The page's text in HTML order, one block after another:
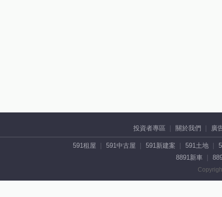
投資者專區 關於我們 廣
591租屋 591中古屋 591新建案 591土地
8891新車